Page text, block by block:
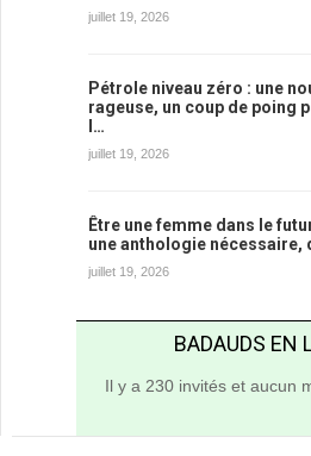
juillet 19, 2026
Pétrole niveau zéro : une
rageuse, un coup de poing
l…
juillet 19, 2026
Être une femme dans le
une anthologie nécessaire,
juillet 19, 2026
BADAUDS EN
Il y a 230 invités et aucun